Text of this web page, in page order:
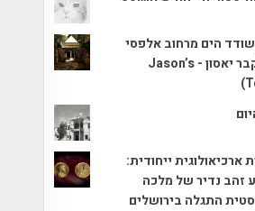
הים מרחוב אלפסי
10 (קבר יאסון - Jason’s
ארכיאולוגית ייחודית:
זהב נדיר של מלכה
התגלה בירושלים